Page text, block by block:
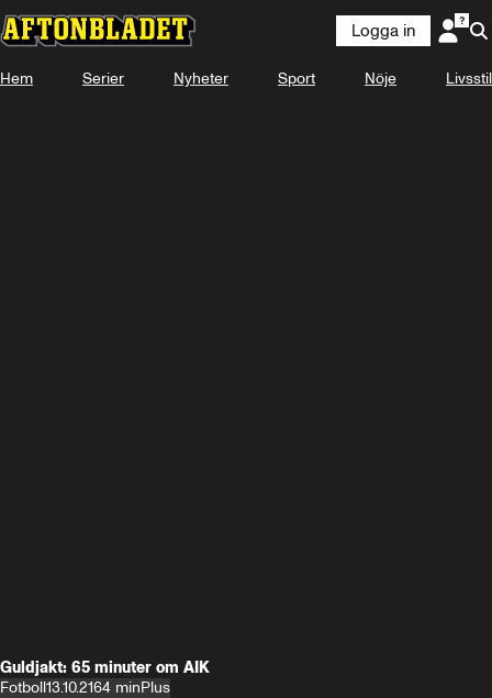
Logga in
Hem Serier Nyheter Sport Nöje Livsstil
Guldjakt: 65 minuter om AIK
Fotboll13.10.2164 minPlus